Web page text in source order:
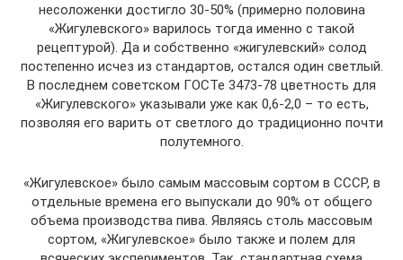
несоложенки достигло 30-50% (примерно половина
«Жигулевского» варилось тогда именно с такой
рецептурой). Да и собственно «жигулевский» солод
постепенно исчез из стандартов, остался один светлый.
В последнем советском ГОСТе 3473-78 цветность для
«Жигулевского» указывали уже как 0,6-2,0 – то есть,
позволяя его варить от светлого до традиционно почти
полутемного.
«Жигулевское» было самым массовым сортом в СССР, в
отдельные времена его выпускали до 90% от общего
объема производства пива. Являясь столь массовым
сортом, «Жигулевское» было также и полем для